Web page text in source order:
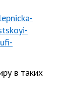
в таких